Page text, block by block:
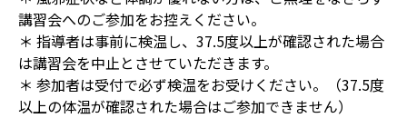
講習会へのご参加をお控えください。
＊ 指導者は事前に検温し、37.5度以上が確認された場合
は講習会を中止とさせていただきます。
＊ 参加者は受付で必ず検温をお受けください。（37.5度
以上の体温が確認された場合はご参加できません）